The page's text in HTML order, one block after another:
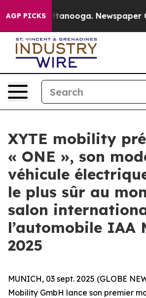
AGP PICKS
in Chattanooga. Newspaper
XYTE mobility
« ONE », son
véhicule
le plus sûr au
salon
l’automobile IAA
2025
MUNICH, 03 sept. 2025 (GLOBE
Mobility GmbH lance son premier